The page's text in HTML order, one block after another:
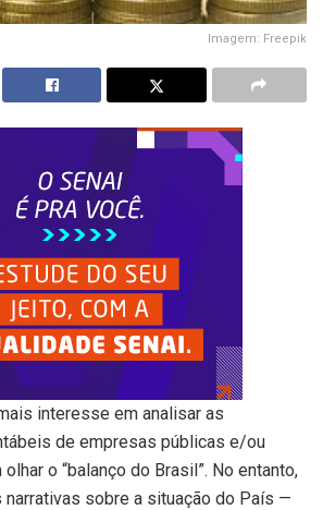
Imagem: Freepik
interesse em analisar as
de empresas públicas e/ou
o “balanço do Brasil”. No entanto,
sobre a situação do País —